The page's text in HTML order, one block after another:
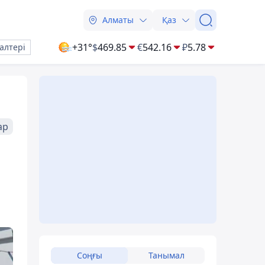
Алматы Қаз
+31°$469.85 €542.16 ₽5.78
Соңғы Танымал